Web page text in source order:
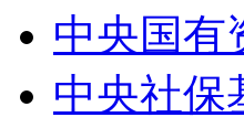
中央国有
中央社保